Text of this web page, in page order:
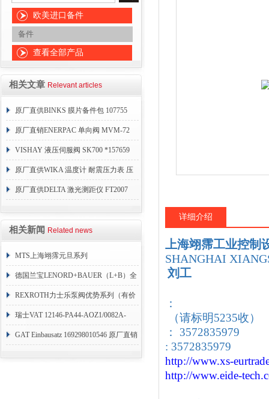
欧美进口备件
备件
查看全部产品
相关文章 Relevant articles
原厂直供BINKS 膜片备件包 107755
原厂直销ENERPAC 单向阀 MVM-72
VISHAY 液压伺服阀 SK700 *157659
原厂直供WIKA 温度计 耐震压力表 压
力开关 变送器
原厂直供DELTA 激光测距仪 FT2007
相关新闻 Related news
MTS上海翊霈元旦系列
RHM3050MR081A01
德国兰宝LENORD+BAUER（L+B）全
系列编码器
REXROTH力士乐泵阀优势系列（有价
目表）
瑞士VAT 12146-PA44-AOZ1/0082A-
1173938
GAT Einbausatz 169298010546 原厂直销
详细介绍
上海翊霈工业控制
SHANGHAI
刘工
：
（请标明5235收）
： 3572835979
: 3572835979
http://www.xs-
http://www.eide-tech